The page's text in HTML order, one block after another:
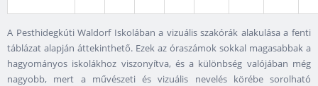
A Pesthidegkúti Waldorf Iskolában a vizuális szakórák alakulása a fenti
táblázat alapján áttekinthető. Ezek az óraszámok sokkal magasabbak a
hagyományos iskolákhoz viszonyítva, és a különbség valójában még
nagyobb, mert a művészeti és vizuális nevelés körébe sorolható